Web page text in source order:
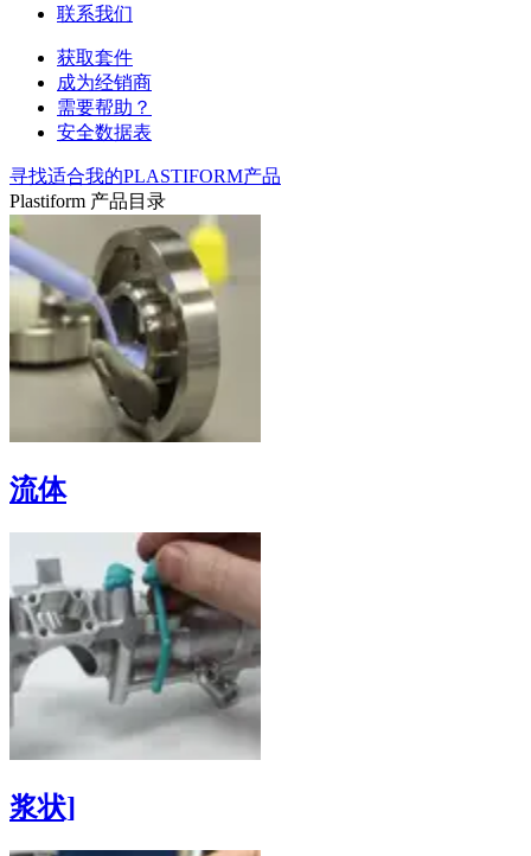
联系我们
获取套件
成为经销商
需要帮助？
安全数据表
寻找适合我的PLASTIFORM产品
Plastiform 产品目录
流体
浆状]